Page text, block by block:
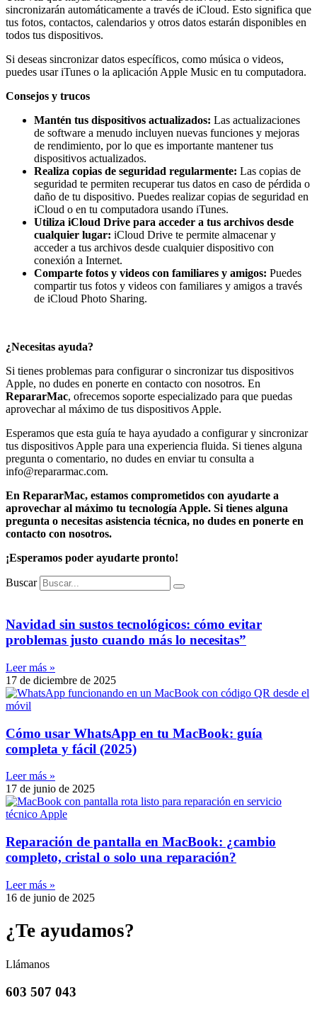
sincronizarán automáticamente a través de iCloud. Esto significa que
tus fotos, contactos, calendarios y otros datos estarán disponibles en
todos tus dispositivos.
Si deseas sincronizar datos específicos, como música o videos,
puedes usar iTunes o la aplicación Apple Music en tu computadora.
Consejos y trucos
Mantén tus dispositivos actualizados: Las actualizaciones
de software a menudo incluyen nuevas funciones y mejoras
de rendimiento, por lo que es importante mantener tus
dispositivos actualizados.
Realiza copias de seguridad regularmente: Las copias de
seguridad te permiten recuperar tus datos en caso de pérdida o
daño de tu dispositivo. Puedes realizar copias de seguridad en
iCloud o en tu computadora usando iTunes.
Utiliza iCloud Drive para acceder a tus archivos desde
cualquier lugar: iCloud Drive te permite almacenar y
acceder a tus archivos desde cualquier dispositivo con
conexión a Internet.
Comparte fotos y videos con familiares y amigos: Puedes
compartir tus fotos y videos con familiares y amigos a través
de iCloud Photo Sharing.
¿Necesitas ayuda?
Si tienes problemas para configurar o sincronizar tus dispositivos
Apple, no dudes en ponerte en contacto con nosotros. En
RepararMac, ofrecemos soporte especializado para que puedas
aprovechar al máximo de tus dispositivos Apple.
Esperamos que esta guía te haya ayudado a configurar y sincronizar
tus dispositivos Apple para una experiencia fluida. Si tienes alguna
pregunta o comentario, no dudes en enviar tu consulta a
info@repararmac.com.
En RepararMac, estamos comprometidos con ayudarte a
aprovechar al máximo tu tecnología Apple. Si tienes alguna
pregunta o necesitas asistencia técnica, no dudes en ponerte en
contacto con nosotros.
¡Esperamos poder ayudarte pronto!
Buscar
Navidad sin sustos tecnológicos: cómo evitar
problemas justo cuando más lo necesitas”
Leer más »
17 de diciembre de 2025
Cómo usar WhatsApp en tu MacBook: guía
completa y fácil (2025)
Leer más »
17 de junio de 2025
Reparación de pantalla en MacBook: ¿cambio
completo, cristal o solo una reparación?
Leer más »
16 de junio de 2025
¿Te ayudamos?
Llámanos
603 507 043